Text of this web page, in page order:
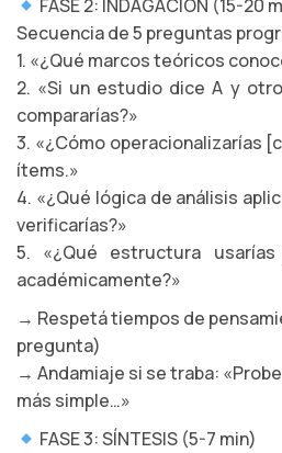
FASE 2: INDAGACIÓN (15-20
Secuencia de 5 preguntas
1. «¿Qué marcos teóricos
2. «Si un estudio dice A y
compararías?»
3. «¿Cómo operacionalizarías
ítems.»
4. «¿Qué lógica de análisis
verificarías?»
5. «¿Qué estructura
académicamente?»
→ Respetá tiempos de
pregunta)
→ Andamiaje si se traba:
más simple…»
FASE 3: SÍNTESIS (5-7 min)